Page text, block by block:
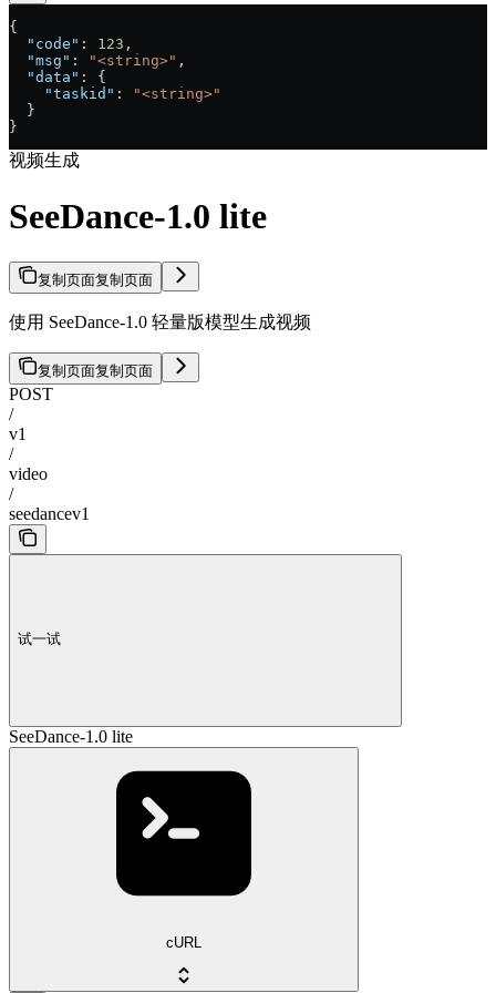
{
  "code"
: 123 ,
  "msg"
: "<string>" ,
  "data"
: {
    "taskid"
:
"<string>"
  }
}
视频生成
SeeDance-1.0 lite
复制页面复制页面
使用 SeeDance-1.0 轻量版模型生成视频
复制页面复制页面
POST
/
v1
/
video
/
seedancev1
试一试
SeeDance-1.0 lite
cURL